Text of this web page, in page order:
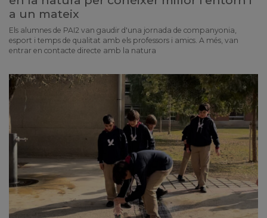
a un mateix
Els alumnes de PAI2 van gaudir d'una jornada de companyonia,
esport i temps de qualitat amb els professors i amics. A més, van
entrar en contacte directe amb la natura